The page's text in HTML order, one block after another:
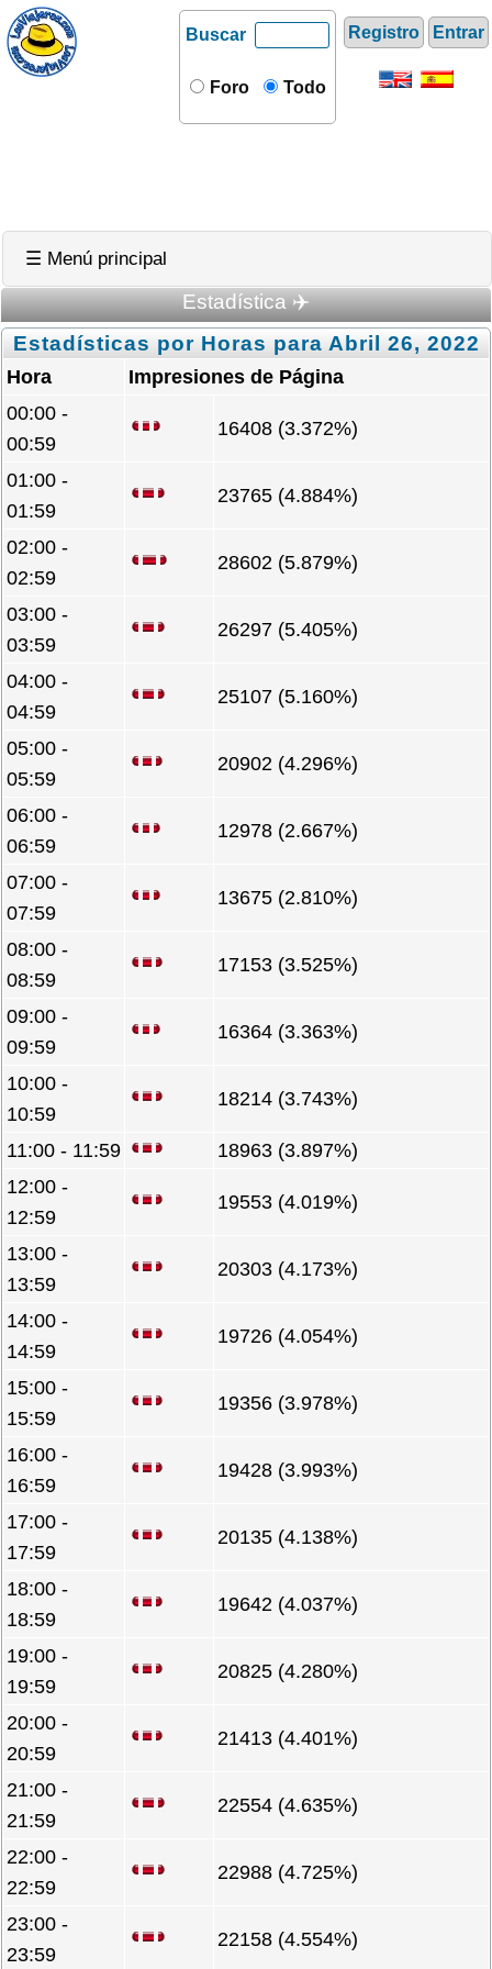
Registro Entrar
Buscar
Foro Todo
☰ Menú principal
Estadística ✈️
Estadísticas por Horas para Abril 26, 2022
Hora
Impresiones de Página
00:00 -
00:59
16408 (3.372%)
01:00 -
01:59
23765 (4.884%)
02:00 -
02:59
28602 (5.879%)
03:00 -
03:59
26297 (5.405%)
04:00 -
04:59
25107 (5.160%)
05:00 -
05:59
20902 (4.296%)
06:00 -
06:59
12978 (2.667%)
07:00 -
07:59
13675 (2.810%)
08:00 -
08:59
17153 (3.525%)
09:00 -
09:59
16364 (3.363%)
10:00 -
10:59
18214 (3.743%)
11:00 - 11:59
18963 (3.897%)
12:00 -
12:59
19553 (4.019%)
13:00 -
13:59
20303 (4.173%)
14:00 -
14:59
19726 (4.054%)
15:00 -
15:59
19356 (3.978%)
16:00 -
16:59
19428 (3.993%)
17:00 -
17:59
20135 (4.138%)
18:00 -
18:59
19642 (4.037%)
19:00 -
19:59
20825 (4.280%)
20:00 -
20:59
21413 (4.401%)
21:00 -
21:59
22554 (4.635%)
22:00 -
22:59
22988 (4.725%)
23:00 -
23:59
22158 (4.554%)